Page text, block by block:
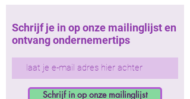
Schrijf je in op onze mailinglijst en
ontvang ondernemertips
Schrijf in op onze mailinglijst